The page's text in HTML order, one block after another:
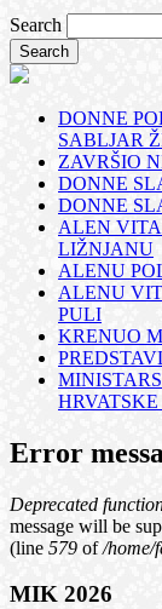
Search
DONNE
SABLJAR
ZAVRŠIO
DONNE
DONNE
ALEN
LIŽNJANU
ALENU
ALENU
PULI
KRENUO
Error
Deprecated
message will be
(line 579 of/home/
MIK 2026